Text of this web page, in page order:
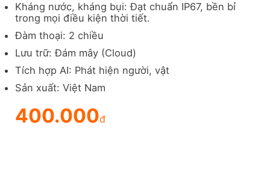
Kháng nước, kháng bụi: Đạt chuẩn IP67, bền bỉ
trong mọi điều kiện thời tiết.
Đàm thoại: 2 chiều
Lưu trữ: Đám mây (Cloud)
Tích hợp AI: Phát hiện người, vật
Sản xuất: Việt Nam
400.000đ